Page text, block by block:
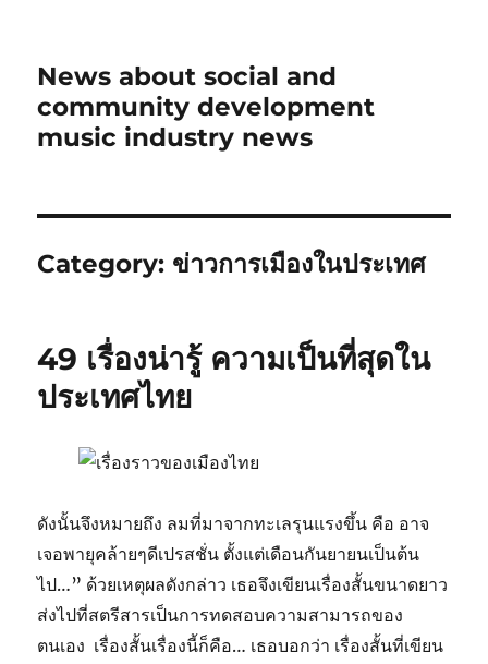
News about social and
community development
music industry news
Category: ข่าวการเมืองในประเทศ
49 เรื่องน่ารู้ ความเป็นที่สุดใน
ประเทศไทย
ดังนั้นจึงหมายถึง ลมที่มาจากทะเลรุนแรงขึ้น คือ อาจ
เจอพายุคล้ายๆดีเปรสชั่น ตั้งแต่เดือนกันยายนเป็นต้น
ไป…” ด้วยเหตุผลดังกล่าว เธอจึงเขียนเรื่องสั้นขนาดยาว
ส่งไปที่สตรีสารเป็นการทดสอบความสามารถของ
ตนเอง เรื่องสั้นเรื่องนี้ก็คือ… เธอบอกว่า เรื่องสั้นที่เขียน